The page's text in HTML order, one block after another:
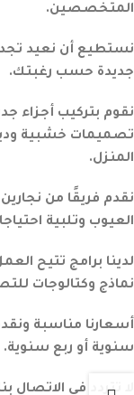
المتخصصين.
نستطيع أن نعيد
جديدة حسب رغبتك.
نقوم بتركيب أجزاء
تصميمات خشبية
المنزل.
نقدم فريقًا من
العيوب وتلبية
لدينا برامج تتيح
نماذج وكتالوجات
أسعارنا مناسبة
سنوية أو ربع سنوية.
لا تتردد في